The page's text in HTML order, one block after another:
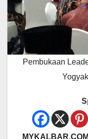
Pembukaan